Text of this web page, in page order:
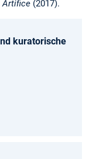
Artifice (2017).
kuratorische